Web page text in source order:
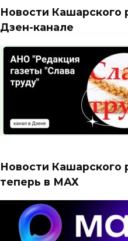
Новости Кашарского
Дзен-канале
Новости Кашарского
теперь в МАХ